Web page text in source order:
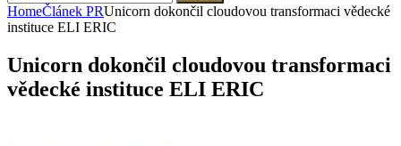
HomeČlánek PRUnicorn dokončil cloudovou transformaci vědecké
instituce ELI ERIC
Unicorn dokončil cloudovou transformaci
vědecké instituce ELI ERIC